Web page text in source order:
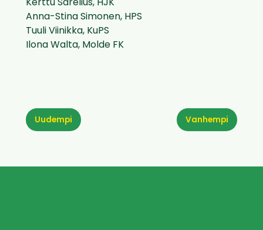
Kerttu Sarelius, HJK
Anna-Stina Simonen, HPS
Tuuli Viinikka, KuPS
Ilona Walta, Molde FK
Vanhempi
Uudempi